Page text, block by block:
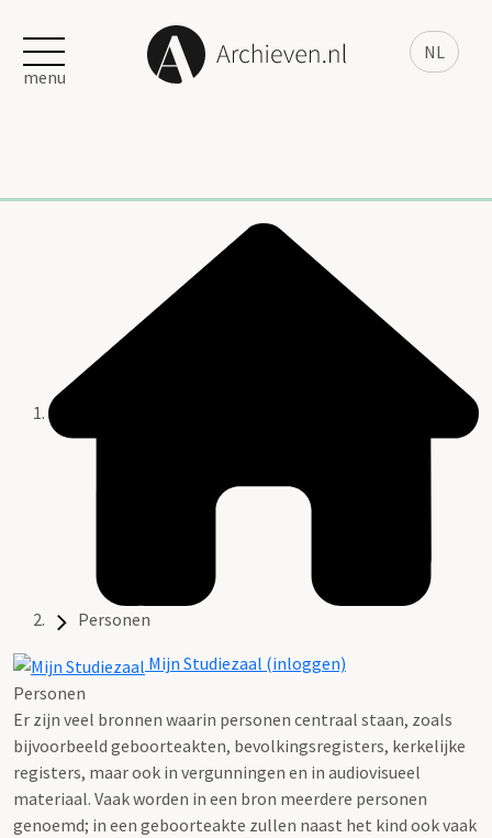
NL
menu
Personen
Mijn Studiezaal (inloggen)
Personen
Er zijn veel bronnen waarin personen centraal staan, zoals
bijvoorbeeld geboorteakten, bevolkingsregisters, kerkelijke
registers, maar ook in vergunningen en in audiovisueel
materiaal. Vaak worden in een bron meerdere personen
genoemd; in een geboorteakte zullen naast het kind ook vaak